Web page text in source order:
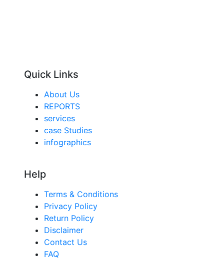
Quick Links
About Us
REPORTS
services
case Studies
infographics
Help
Terms & Conditions
Privacy Policy
Return Policy
Disclaimer
Contact Us
FAQ